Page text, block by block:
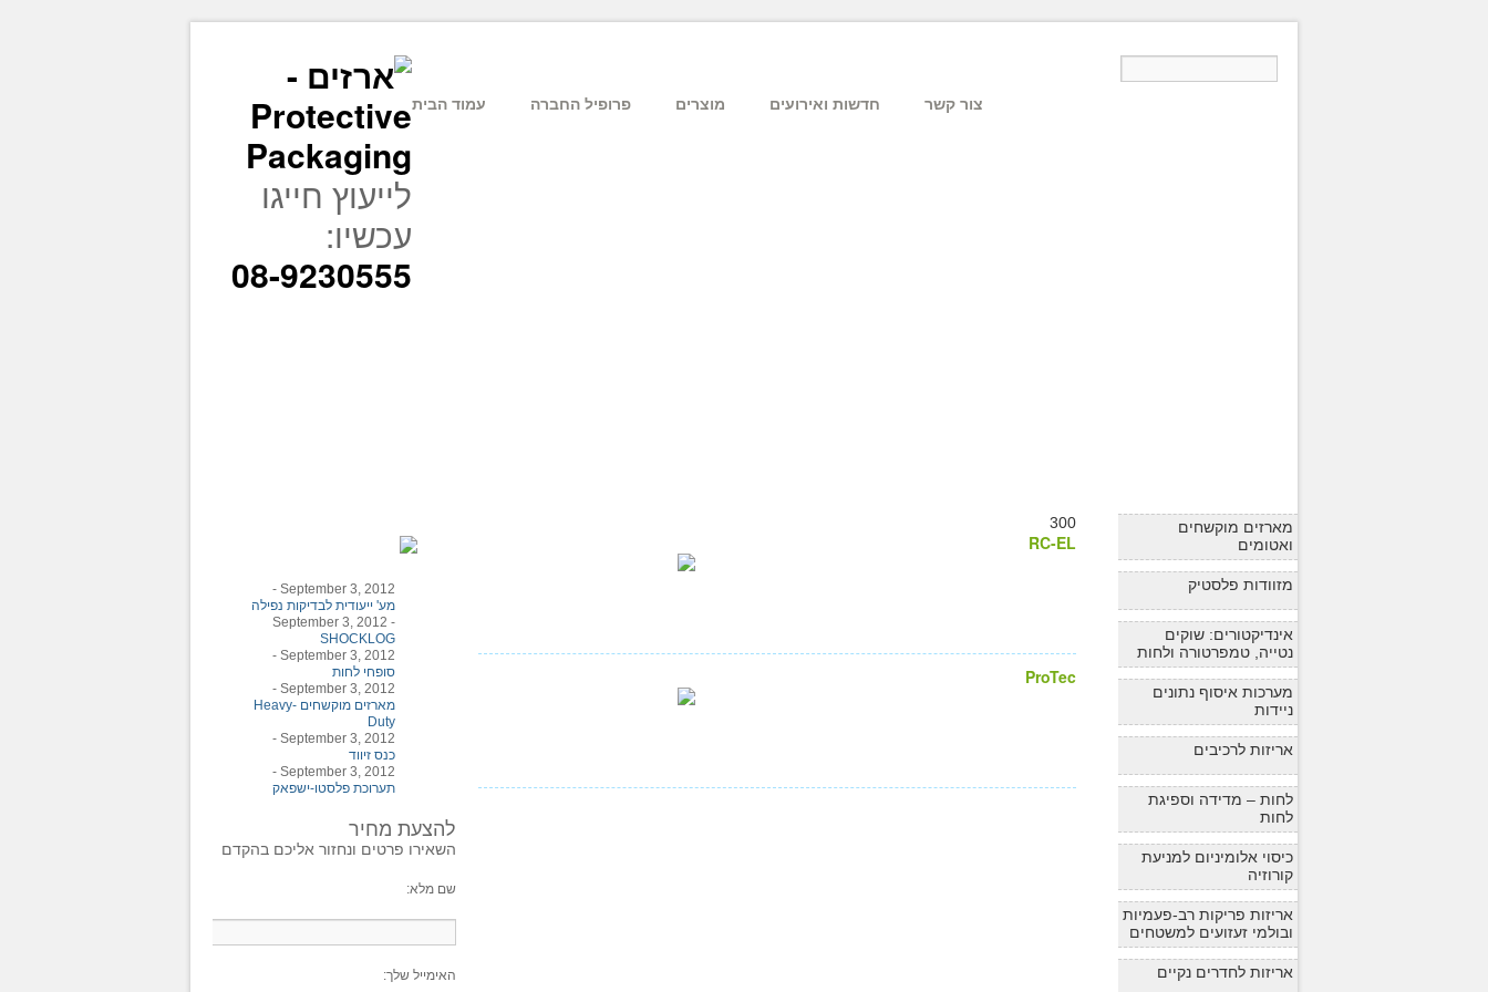
לייעוץ חייגו
עכשיו:
08-9230555
עמוד הבית פרופיל החברה מוצרים חדשות ואירועים צור קשר
מארזים מוקשחים
ואטומים
מזוודות פלסטיק
אינדיקטורים: שוקים
נטייה, טמפרטורה ולחות
מערכות איסוף נתונים
ניידות
אריזות לרכיבים
לחות – מדידה וספיגת
לחות
כיסוי אלומיניום למניעת
קורוזיה
אריזות פריקות רב-פעמיות
ובולמי זעזועים למשטחים
אריזות לחדרים נקיים
300
RC-EL
ProTec
September 3, 2012
-
מע' ייעודית לבדיקות נפילה
September 3, 2012 -
SHOCKLOG
September 3, 2012
-
סופחי לחות
September 3, 2012
-
מארזים מוקשחים Heavy-
Duty
September 3, 2012
-
כנס זיווד
September 3, 2012
-
תערוכת פלסטו-ישפאק
להצעת מחיר
השאירו פרטים ונחזור אליכם בהקדם
שם מלא:
האימייל שלך: